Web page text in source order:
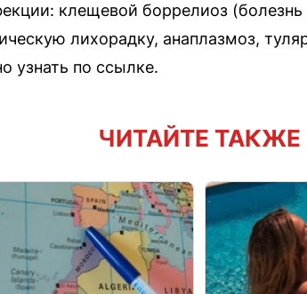
клещевой боррелиоз
лихорадку, анаплазмоз,
узнать по ссылке.
ЧИТАЙТЕ ТАКЖЕ